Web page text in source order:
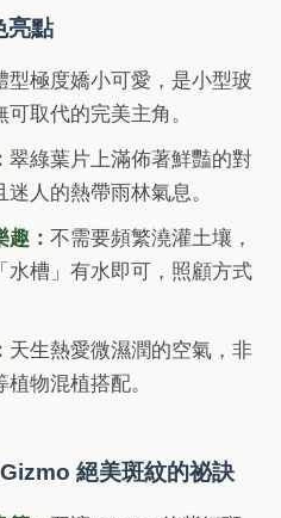
亮點
型極度嬌小可愛，是小型玻
取代的完美主角。
翠綠葉片上滿佈著鮮豔的對
人的熱帶雨林氣息。
趣：不需要頻繁澆灌土壤，
水槽」有水即可，照顧方式
天生熱愛微濕潤的空氣，非
物混植搭配。
絕美斑紋的祕訣